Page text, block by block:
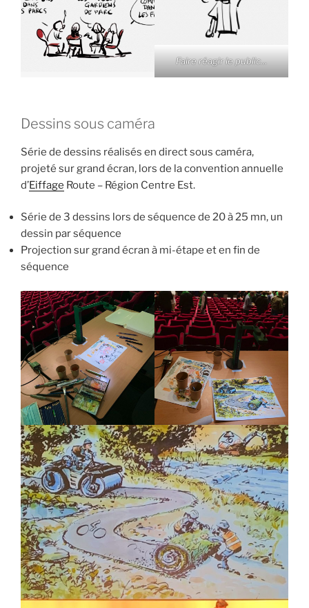
Faire réagir le public…
Dessins sous caméra
Série de dessins réalisés en direct sous caméra,
projeté sur grand écran, lors de la convention annuelle
d’Eiffage Route – Région Centre Est.
Série de 3 dessins lors de séquence de 20 à 25 mn, un
dessin par séquence
Projection sur grand écran à mi-étape et en fin de
séquence